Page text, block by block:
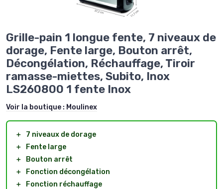
Grille-pain 1 longue fente, 7 niveaux de
dorage, Fente large, Bouton arrêt,
Décongélation, Réchauffage, Tiroir
ramasse-miettes, Subito, Inox
LS260800 1 fente Inox
Voir la boutique : Moulinex
＋
7 niveaux de dorage
＋
Fente large
＋
Bouton arrêt
＋
Fonction décongélation
＋
Fonction réchauffage